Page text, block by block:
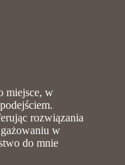
miejsce, w
rozwiązania
w
do mnie